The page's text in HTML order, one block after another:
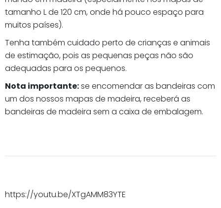
tamanho L de 120 cm, onde há pouco espaço para
muitos países).
Tenha também cuidado perto de crianças e animais
de estimação, pois as pequenas peças não são
adequadas para os pequenos.
Nota importante:se encomendar as bandeiras com
um dos nossos mapas de madeira, receberá as
bandeiras de madeira sem a caixa de embalagem.
https://youtu.be/XTgAMM83YTE